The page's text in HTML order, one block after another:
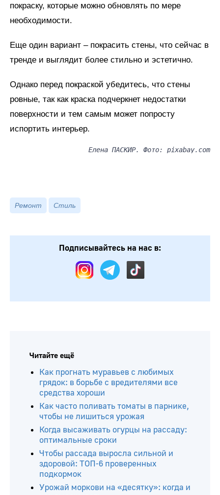
покраску, которые можно обновлять по мере
необходимости.
Еще один вариант – покрасить стены, что сейчас в
тренде и выглядит более стильно и эстетично.
Однако перед покраской убедитесь, что стены
ровные, так как краска подчеркнет недостатки
поверхности и тем самым может попросту
испортить интерьер.
Елена ПАСКИР. Фото: pixabay.com
Ремонт Стиль
Подписывайтесь на нас в:
Как прогнать муравьев с любимых
грядок: в борьбе с вредителями все
средства хороши
Как часто поливать томаты в парнике,
чтобы не лишиться урожая
Когда высаживать огурцы на рассаду:
оптимальные сроки
Чтобы рассада выросла сильной и
здоровой: ТОП-6 проверенных
подкормок